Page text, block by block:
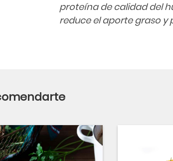
proteína de calidad del
reduce el aporte graso y